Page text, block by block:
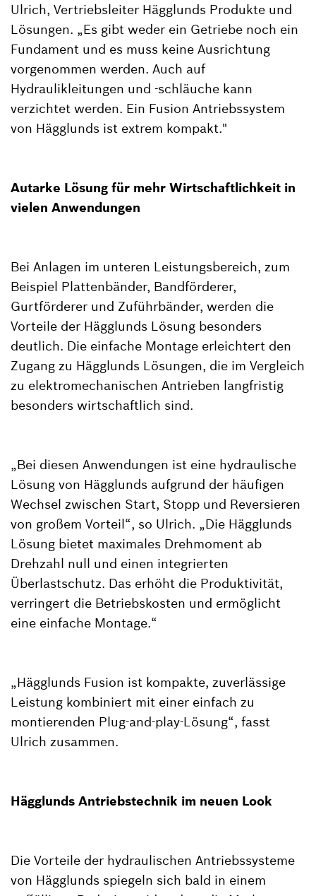
Ulrich, Vertriebsleiter Hägglunds Produkte und
Lösungen. „Es gibt weder ein Getriebe noch ein
Fundament und es muss keine Ausrichtung
vorgenommen werden. Auch auf
Hydraulikleitungen und -schläuche kann
verzichtet werden. Ein Fusion Antriebssystem
von Hägglunds ist extrem kompakt."
Autarke Lösung für mehr Wirtschaftlichkeit in
vielen Anwendungen
Bei Anlagen im unteren Leistungsbereich, zum
Beispiel Plattenbänder, Bandförderer,
Gurtförderer und Zuführbänder, werden die
Vorteile der Hägglunds Lösung besonders
deutlich. Die einfache Montage erleichtert den
Zugang zu Hägglunds Lösungen, die im Vergleich
zu elektromechanischen Antrieben langfristig
besonders wirtschaftlich sind.
„Bei diesen Anwendungen ist eine hydraulische
Lösung von Hägglunds aufgrund der häufigen
Wechsel zwischen Start, Stopp und Reversieren
von großem Vorteil“, so Ulrich. „Die Hägglunds
Lösung bietet maximales Drehmoment ab
Drehzahl null und einen integrierten
Überlastschutz. Das erhöht die Produktivität,
verringert die Betriebskosten und ermöglicht
eine einfache Montage.“
„Hägglunds Fusion ist kompakte, zuverlässige
Leistung kombiniert mit einer einfach zu
montierenden Plug-and-play-Lösung“, fasst
Ulrich zusammen.
Hägglunds Antriebstechnik im neuen Look
Die Vorteile der hydraulischen Antriebssysteme
von Hägglunds spiegeln sich bald in einem